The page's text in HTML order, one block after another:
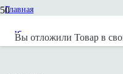
Вы отложили Товар в
Главная
Новости вендоров
Саунд-специалист сериала